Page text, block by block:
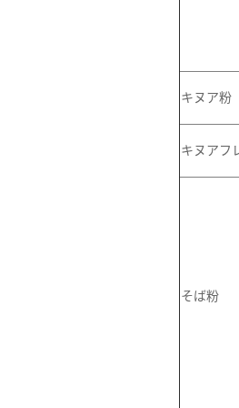
キヌア粉
キヌアフ
そば粉